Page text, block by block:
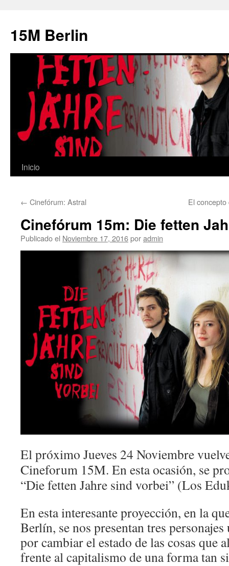
15M Berlin
Saltar
contenido
Inicio
← Cinefórum: Astral El
Cinefórum 15m: Die fetten
Publicado el Noviembre 17, 2016poradmin
El próximo Jueves 24 Noviembre
Cineforum 15M. En esta ocasión, se
“Die fetten Jahre sind vorbei” (Los
En esta interesante proyección, en la
Berlín, se nos presentan tres
por cambiar el estado de las cosas que
frente al capitalismo de una forma tan